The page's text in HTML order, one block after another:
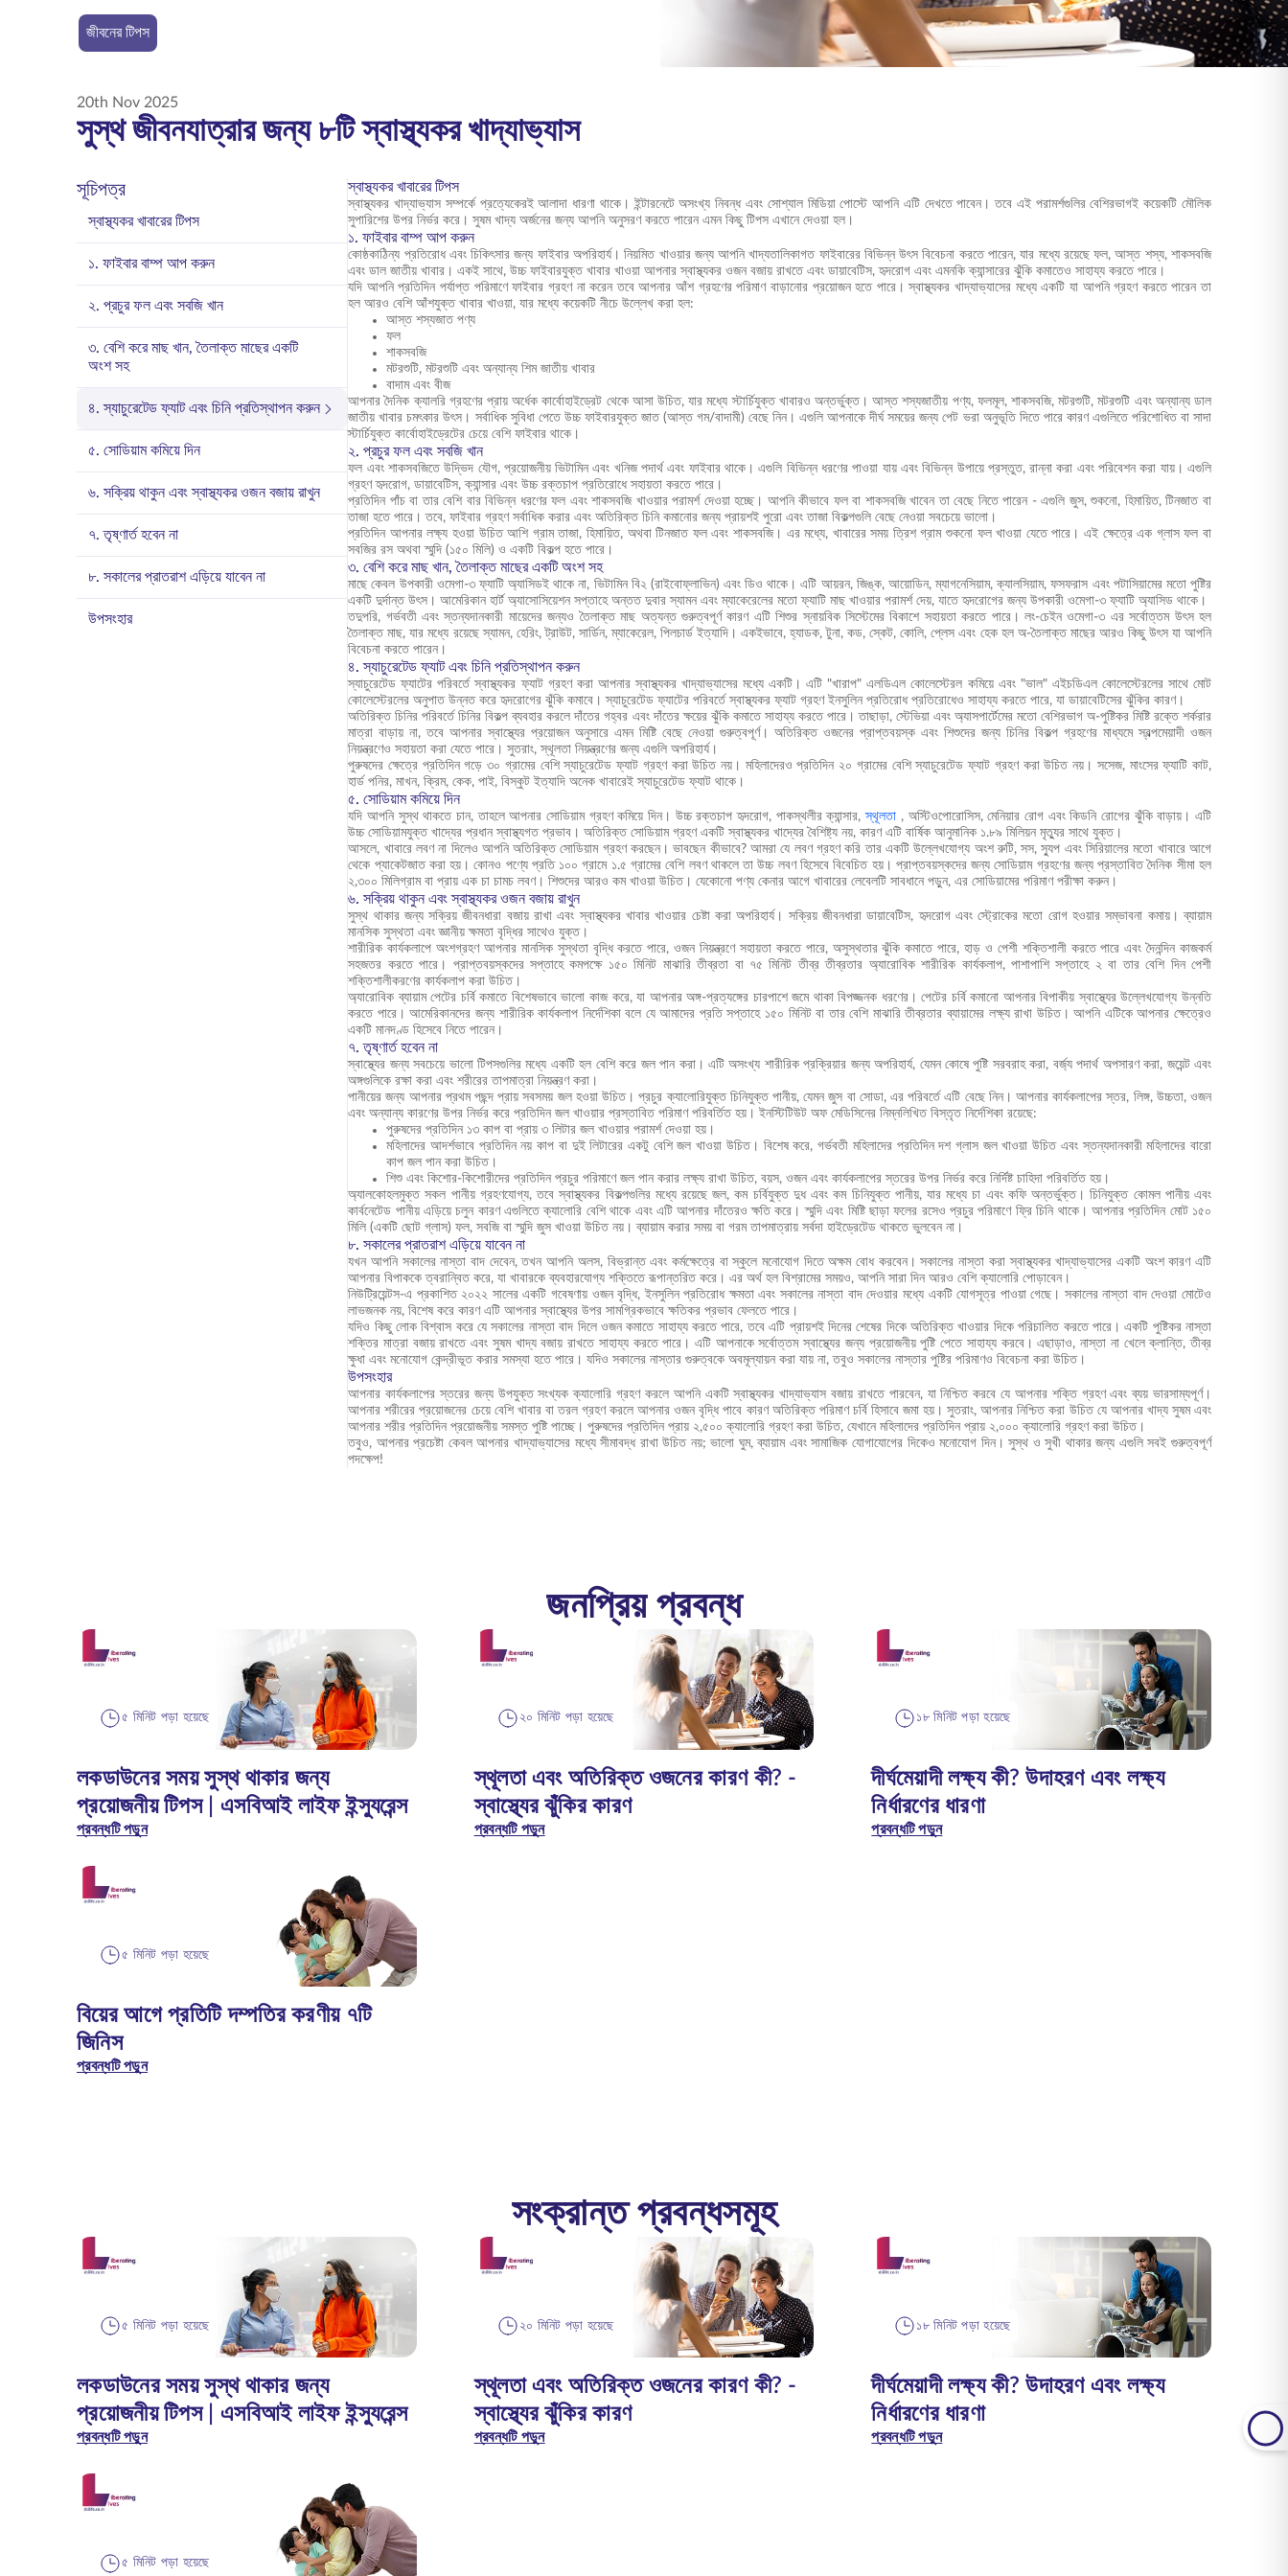
জীবনের টিপস
20th Nov 2025
সুস্থ জীবনযাত্রার জন্য ৮টি স্বাস্থ্যকর খাদ্যাভ্যাস
সূচিপত্র
স্বাস্থ্যকর খাবারের টিপস
১. ফাইবার বাম্প আপ করুন
২. প্রচুর ফল এবং সবজি খান
৩. বেশি করে মাছ খান, তৈলাক্ত মাছের একটি
অংশ সহ
৪. স্যাচুরেটেড ফ্যাট এবং চিনি প্রতিস্থাপন করুন
৫. সোডিয়াম কমিয়ে দিন
৬. সক্রিয় থাকুন এবং স্বাস্থ্যকর ওজন বজায় রাখুন
৭. তৃষ্ণার্ত হবেন না
৮. সকালের প্রাতরাশ এড়িয়ে যাবেন না
উপসংহার
স্বাস্থ্যকর খাবারের টিপস
স্বাস্থ্যকর খাদ্যাভ্যাস সম্পর্কে প্রত্যেকেরই আলাদা ধারণা থাকে। ইন্টারনেটে অসংখ্য নিবন্ধ এবং সোশ্যাল মিডিয়া পোস্টে আপনি এটি দেখতে পাবেন। তবে এই পরামর্শগুলির বেশিরভাগই কয়েকটি মৌলিক
সুপারিশের উপর নির্ভর করে। সুষম খাদ্য অর্জনের জন্য আপনি অনুসরণ করতে পারেন এমন কিছু টিপস এখানে দেওয়া হল।
১. ফাইবার বাম্প আপ করুন
কোষ্ঠকাঠিন্য প্রতিরোধ এবং চিকিৎসার জন্য ফাইবার অপরিহার্য। নিয়মিত খাওয়ার জন্য আপনি খাদ্যতালিকাগত ফাইবারের বিভিন্ন উৎস বিবেচনা করতে পারেন, যার মধ্যে রয়েছে ফল, আস্ত শস্য, শাকসবজি
এবং ডাল জাতীয় খাবার। একই সাথে, উচ্চ ফাইবারযুক্ত খাবার খাওয়া আপনার স্বাস্থ্যকর ওজন বজায় রাখতে এবং ডায়াবেটিস, হৃদরোগ এবং এমনকি ক্যান্সারের ঝুঁকি কমাতেও সাহায্য করতে পারে।
যদি আপনি প্রতিদিন পর্যাপ্ত পরিমাণে ফাইবার গ্রহণ না করেন তবে আপনার আঁশ গ্রহণের পরিমাণ বাড়ানোর প্রয়োজন হতে পারে। স্বাস্থ্যকর খাদ্যাভ্যাসের মধ্যে একটি যা আপনি গ্রহণ করতে পারেন তা
হল আরও বেশি আঁশযুক্ত খাবার খাওয়া, যার মধ্যে কয়েকটি নীচে উল্লেখ করা হল:
আস্ত শস্যজাত পণ্য
ফল
শাকসবজি
মটরশুটি, মটরশুটি এবং অন্যান্য শিম জাতীয় খাবার
বাদাম এবং বীজ
আপনার দৈনিক ক্যালরি গ্রহণের প্রায় অর্ধেক কার্বোহাইড্রেট থেকে আসা উচিত, যার মধ্যে স্টার্চিযুক্ত খাবারও অন্তর্ভুক্ত। আস্ত শস্যজাতীয় পণ্য, ফলমূল, শাকসবজি, মটরশুটি, মটরশুটি এবং অন্যান্য ডাল
জাতীয় খাবার চমৎকার উৎস। সর্বাধিক সুবিধা পেতে উচ্চ ফাইবারযুক্ত জাত (আস্ত গম/বাদামী) বেছে নিন। এগুলি আপনাকে দীর্ঘ সময়ের জন্য পেট ভরা অনুভূতি দিতে পারে কারণ এগুলিতে পরিশোধিত বা সাদা
স্টার্চিযুক্ত কার্বোহাইড্রেটের চেয়ে বেশি ফাইবার থাকে।
২. প্রচুর ফল এবং সবজি খান
ফল এবং শাকসবজিতে উদ্ভিদ যৌগ, প্রয়োজনীয় ভিটামিন এবং খনিজ পদার্থ এবং ফাইবার থাকে। এগুলি বিভিন্ন ধরণের পাওয়া যায় এবং বিভিন্ন উপায়ে প্রস্তুত, রান্না করা এবং পরিবেশন করা যায়। এগুলি
গ্রহণ হৃদরোগ, ডায়াবেটিস, ক্যান্সার এবং উচ্চ রক্তচাপ প্রতিরোধে সহায়তা করতে পারে।
প্রতিদিন পাঁচ বা তার বেশি বার বিভিন্ন ধরণের ফল এবং শাকসবজি খাওয়ার পরামর্শ দেওয়া হচ্ছে। আপনি কীভাবে ফল বা শাকসবজি খাবেন তা বেছে নিতে পারেন - এগুলি জুস, শুকনো, হিমায়িত, টিনজাত বা
তাজা হতে পারে। তবে, ফাইবার গ্রহণ সর্বাধিক করার এবং অতিরিক্ত চিনি কমানোর জন্য প্রায়শই পুরো এবং তাজা বিকল্পগুলি বেছে নেওয়া সবচেয়ে ভালো।
প্রতিদিন আপনার লক্ষ্য হওয়া উচিত আশি গ্রাম তাজা, হিমায়িত, অথবা টিনজাত ফল এবং শাকসবজি। এর মধ্যে, খাবারের সময় ত্রিশ গ্রাম শুকনো ফল খাওয়া যেতে পারে। এই ক্ষেত্রে এক গ্লাস ফল বা
সবজির রস অথবা স্মুদি (১৫০ মিলি) ও একটি বিকল্প হতে পারে।
৩. বেশি করে মাছ খান, তৈলাক্ত মাছের একটি অংশ সহ
মাছে কেবল উপকারী ওমেগা-৩ ফ্যাটি অ্যাসিডই থাকে না, ভিটামিন বি২ (রাইবোফ্লাভিন) এবং ডিও থাকে। এটি আয়রন, জিঙ্ক, আয়োডিন, ম্যাগনেসিয়াম, ক্যালসিয়াম, ফসফরাস এবং পটাসিয়ামের মতো পুষ্টির
একটি দুর্দান্ত উৎস। আমেরিকান হার্ট অ্যাসোসিয়েশন সপ্তাহে অন্তত দুবার স্যামন এবং ম্যাকেরেলের মতো ফ্যাটি মাছ খাওয়ার পরামর্শ দেয়, যাতে হৃদরোগের জন্য উপকারী ওমেগা-৩ ফ্যাটি অ্যাসিড থাকে।
তদুপরি, গর্ভবতী এবং স্তন্যদানকারী মায়েদের জন্যও তৈলাক্ত মাছ অত্যন্ত গুরুত্বপূর্ণ কারণ এটি শিশুর স্নায়বিক সিস্টেমের বিকাশে সহায়তা করতে পারে। লং-চেইন ওমেগা-৩ এর সর্বোত্তম উৎস হল
তৈলাক্ত মাছ, যার মধ্যে রয়েছে স্যামন, হেরিং, ট্রাউট, সার্ডিন, ম্যাকেরেল, পিলচার্ড ইত্যাদি। একইভাবে, হ্যাডক, টুনা, কড, স্কেট, কোলি, প্লেস এবং হেক হল অ-তৈলাক্ত মাছের আরও কিছু উৎস যা আপনি
বিবেচনা করতে পারেন।
৪. স্যাচুরেটেড ফ্যাট এবং চিনি প্রতিস্থাপন করুন
স্যাচুরেটেড ফ্যাটের পরিবর্তে স্বাস্থ্যকর ফ্যাট গ্রহণ করা আপনার স্বাস্থ্যকর খাদ্যাভ্যাসের মধ্যে একটি। এটি "খারাপ" এলডিএল কোলেস্টেরল কমিয়ে এবং "ভাল" এইচডিএল কোলেস্টেরলের সাথে মোট
কোলেস্টেরলের অনুপাত উন্নত করে হৃদরোগের ঝুঁকি কমাবে। স্যাচুরেটেড ফ্যাটের পরিবর্তে স্বাস্থ্যকর ফ্যাট গ্রহণ ইনসুলিন প্রতিরোধ প্রতিরোধেও সাহায্য করতে পারে, যা ডায়াবেটিসের ঝুঁকির কারণ।
অতিরিক্ত চিনির পরিবর্তে চিনির বিকল্প ব্যবহার করলে দাঁতের গহ্বর এবং দাঁতের ক্ষয়ের ঝুঁকি কমাতে সাহায্য করতে পারে। তাছাড়া, স্টেভিয়া এবং অ্যাসপার্টেমের মতো বেশিরভাগ অ-পুষ্টিকর মিষ্টি রক্তে শর্করার
মাত্রা বাড়ায় না, তবে আপনার স্বাস্থ্যের প্রয়োজন অনুসারে এমন মিষ্টি বেছে নেওয়া গুরুত্বপূর্ণ। অতিরিক্ত ওজনের প্রাপ্তবয়স্ক এবং শিশুদের জন্য চিনির বিকল্প গ্রহণের মাধ্যমে স্বল্পমেয়াদী ওজন
নিয়ন্ত্রণেও সহায়তা করা যেতে পারে। সুতরাং, স্থূলতা নিয়ন্ত্রণের জন্য এগুলি অপরিহার্য।
পুরুষদের ক্ষেত্রে প্রতিদিন গড়ে ৩০ গ্রামের বেশি স্যাচুরেটেড ফ্যাট গ্রহণ করা উচিত নয়। মহিলাদেরও প্রতিদিন ২০ গ্রামের বেশি স্যাচুরেটেড ফ্যাট গ্রহণ করা উচিত নয়। সসেজ, মাংসের ফ্যাটি কাট,
হার্ড পনির, মাখন, ক্রিম, কেক, পাই, বিস্কুট ইত্যাদি অনেক খাবারেই স্যাচুরেটেড ফ্যাট থাকে।
৫. সোডিয়াম কমিয়ে দিন
যদি আপনি সুস্থ থাকতে চান, তাহলে আপনার সোডিয়াম গ্রহণ কমিয়ে দিন। উচ্চ রক্তচাপ হৃদরোগ, পাকস্থলীর ক্যান্সার,স্থূলতা , অস্টিওপোরোসিস, মেনিয়ার রোগ এবং কিডনি রোগের ঝুঁকি বাড়ায়। এটি
উচ্চ সোডিয়ামযুক্ত খাদ্যের প্রধান স্বাস্থ্যগত প্রভাব। অতিরিক্ত সোডিয়াম গ্রহণ একটি স্বাস্থ্যকর খাদ্যের বৈশিষ্ট্য নয়, কারণ এটি বার্ষিক আনুমানিক ১.৮৯ মিলিয়ন মৃত্যুর সাথে যুক্ত।
আসলে, খাবারে লবণ না দিলেও আপনি অতিরিক্ত সোডিয়াম গ্রহণ করছেন। ভাবছেন কীভাবে? আমরা যে লবণ গ্রহণ করি তার একটি উল্লেখযোগ্য অংশ রুটি, সস, স্যুপ এবং সিরিয়ালের মতো খাবারে আগে
থেকে প্যাকেটজাত করা হয়। কোনও পণ্যে প্রতি ১০০ গ্রামে ১.৫ গ্রামের বেশি লবণ থাকলে তা উচ্চ লবণ হিসেবে বিবেচিত হয়। প্রাপ্তবয়স্কদের জন্য সোডিয়াম গ্রহণের জন্য প্রস্তাবিত দৈনিক সীমা হল
২,৩০০ মিলিগ্রাম বা প্রায় এক চা চামচ লবণ। শিশুদের আরও কম খাওয়া উচিত। যেকোনো পণ্য কেনার আগে খাবারের লেবেলটি সাবধানে পড়ুন, এর সোডিয়ামের পরিমাণ পরীক্ষা করুন।
৬. সক্রিয় থাকুন এবং স্বাস্থ্যকর ওজন বজায় রাখুন
সুস্থ থাকার জন্য সক্রিয় জীবনধারা বজায় রাখা এবং স্বাস্থ্যকর খাবার খাওয়ার চেষ্টা করা অপরিহার্য। সক্রিয় জীবনধারা ডায়াবেটিস, হৃদরোগ এবং স্ট্রোকের মতো রোগ হওয়ার সম্ভাবনা কমায়। ব্যায়াম
মানসিক সুস্থতা এবং জ্ঞানীয় ক্ষমতা বৃদ্ধির সাথেও যুক্ত।
শারীরিক কার্যকলাপে অংশগ্রহণ আপনার মানসিক সুস্থতা বৃদ্ধি করতে পারে, ওজন নিয়ন্ত্রণে সহায়তা করতে পারে, অসুস্থতার ঝুঁকি কমাতে পারে, হাড় ও পেশী শক্তিশালী করতে পারে এবং দৈনন্দিন কাজকর্ম
সহজতর করতে পারে। প্রাপ্তবয়স্কদের সপ্তাহে কমপক্ষে ১৫০ মিনিট মাঝারি তীব্রতা বা ৭৫ মিনিট তীব্র তীব্রতার অ্যারোবিক শারীরিক কার্যকলাপ, পাশাপাশি সপ্তাহে ২ বা তার বেশি দিন পেশী
শক্তিশালীকরণের কার্যকলাপ করা উচিত।
অ্যারোবিক ব্যায়াম পেটের চর্বি কমাতে বিশেষভাবে ভালো কাজ করে, যা আপনার অঙ্গ-প্রত্যঙ্গের চারপাশে জমে থাকা বিপজ্জনক ধরণের। পেটের চর্বি কমানো আপনার বিপাকীয় স্বাস্থ্যের উল্লেখযোগ্য উন্নতি
করতে পারে। আমেরিকানদের জন্য শারীরিক কার্যকলাপ নির্দেশিকা বলে যে আমাদের প্রতি সপ্তাহে ১৫০ মিনিট বা তার বেশি মাঝারি তীব্রতার ব্যায়ামের লক্ষ্য রাখা উচিত। আপনি এটিকে আপনার ক্ষেত্রেও
একটি মানদণ্ড হিসেবে নিতে পারেন।
৭. তৃষ্ণার্ত হবেন না
স্বাস্থ্যের জন্য সবচেয়ে ভালো টিপসগুলির মধ্যে একটি হল বেশি করে জল পান করা। এটি অসংখ্য শারীরিক প্রক্রিয়ার জন্য অপরিহার্য, যেমন কোষে পুষ্টি সরবরাহ করা, বর্জ্য পদার্থ অপসারণ করা, জয়েন্ট এবং
অঙ্গগুলিকে রক্ষা করা এবং শরীরের তাপমাত্রা নিয়ন্ত্রণ করা।
পানীয়ের জন্য আপনার প্রথম পছন্দ প্রায় সবসময় জল হওয়া উচিত। প্রচুর ক্যালোরিযুক্ত চিনিযুক্ত পানীয়, যেমন জুস বা সোডা, এর পরিবর্তে এটি বেছে নিন। আপনার কার্যকলাপের স্তর, লিঙ্গ, উচ্চতা, ওজন
এবং অন্যান্য কারণের উপর নির্ভর করে প্রতিদিন জল খাওয়ার প্রস্তাবিত পরিমাণ পরিবর্তিত হয়। ইনস্টিটিউট অফ মেডিসিনের নিম্নলিখিত বিস্তৃত নির্দেশিকা রয়েছে:
পুরুষদের প্রতিদিন ১৩ কাপ বা প্রায় ৩ লিটার জল খাওয়ার পরামর্শ দেওয়া হয়।
মহিলাদের আদর্শভাবে প্রতিদিন নয় কাপ বা দুই লিটারের একটু বেশি জল খাওয়া উচিত। বিশেষ করে, গর্ভবতী মহিলাদের প্রতিদিন দশ গ্লাস জল খাওয়া উচিত এবং স্তন্যদানকারী মহিলাদের বারো
কাপ জল পান করা উচিত।
শিশু এবং কিশোর-কিশোরীদের প্রতিদিন প্রচুর পরিমাণে জল পান করার লক্ষ্য রাখা উচিত, বয়স, ওজন এবং কার্যকলাপের স্তরের উপর নির্ভর করে নির্দিষ্ট চাহিদা পরিবর্তিত হয়।
অ্যালকোহলমুক্ত সকল পানীয় গ্রহণযোগ্য, তবে স্বাস্থ্যকর বিকল্পগুলির মধ্যে রয়েছে জল, কম চর্বিযুক্ত দুধ এবং কম চিনিযুক্ত পানীয়, যার মধ্যে চা এবং কফি অন্তর্ভুক্ত। চিনিযুক্ত কোমল পানীয় এবং
কার্বনেটেড পানীয় এড়িয়ে চলুন কারণ এগুলিতে ক্যালোরি বেশি থাকে এবং এটি আপনার দাঁতেরও ক্ষতি করে। স্মুদি এবং মিষ্টি ছাড়া ফলের রসেও প্রচুর পরিমাণে ফ্রি চিনি থাকে। আপনার প্রতিদিন মোট ১৫০
মিলি (একটি ছোট গ্লাস) ফল, সবজি বা স্মুদি জুস খাওয়া উচিত নয়। ব্যায়াম করার সময় বা গরম তাপমাত্রায় সর্বদা হাইড্রেটেড থাকতে ভুলবেন না।
৮. সকালের প্রাতরাশ এড়িয়ে যাবেন না
যখন আপনি সকালের নাস্তা বাদ দেবেন, তখন আপনি অলস, বিভ্রান্ত এবং কর্মক্ষেত্রে বা স্কুলে মনোযোগ দিতে অক্ষম বোধ করবেন। সকালের নাস্তা করা স্বাস্থ্যকর খাদ্যাভ্যাসের একটি অংশ কারণ এটি
আপনার বিপাককে ত্বরান্বিত করে, যা খাবারকে ব্যবহারযোগ্য শক্তিতে রূপান্তরিত করে। এর অর্থ হল বিশ্রামের সময়ও, আপনি সারা দিন আরও বেশি ক্যালোরি পোড়াবেন।
নিউট্রিয়েন্টস-এ প্রকাশিত ২০২২ সালের একটি গবেষণায় ওজন বৃদ্ধি, ইনসুলিন প্রতিরোধ ক্ষমতা এবং সকালের নাস্তা বাদ দেওয়ার মধ্যে একটি যোগসূত্র পাওয়া গেছে। সকালের নাস্তা বাদ দেওয়া মোটেও
লাভজনক নয়, বিশেষ করে কারণ এটি আপনার স্বাস্থ্যের উপর সামগ্রিকভাবে ক্ষতিকর প্রভাব ফেলতে পারে।
যদিও কিছু লোক বিশ্বাস করে যে সকালের নাস্তা বাদ দিলে ওজন কমাতে সাহায্য করতে পারে, তবে এটি প্রায়শই দিনের শেষের দিকে অতিরিক্ত খাওয়ার দিকে পরিচালিত করতে পারে। একটি পুষ্টিকর নাস্তা
শক্তির মাত্রা বজায় রাখতে এবং সুষম খাদ্য বজায় রাখতে সাহায্য করতে পারে। এটি আপনাকে সর্বোত্তম স্বাস্থ্যের জন্য প্রয়োজনীয় পুষ্টি পেতে সাহায্য করবে। এছাড়াও, নাস্তা না খেলে ক্লান্তি, তীব্র
ক্ষুধা এবং মনোযোগ কেন্দ্রীভূত করার সমস্যা হতে পারে। যদিও সকালের নাস্তার গুরুত্বকে অবমূল্যায়ন করা যায় না, তবুও সকালের নাস্তার পুষ্টির পরিমাণও বিবেচনা করা উচিত।
উপসংহার
আপনার কার্যকলাপের স্তরের জন্য উপযুক্ত সংখ্যক ক্যালোরি গ্রহণ করলে আপনি একটি স্বাস্থ্যকর খাদ্যাভ্যাস বজায় রাখতে পারবেন, যা নিশ্চিত করবে যে আপনার শক্তি গ্রহণ এবং ব্যয় ভারসাম্যপূর্ণ।
আপনার শরীরের প্রয়োজনের চেয়ে বেশি খাবার বা তরল গ্রহণ করলে আপনার ওজন বৃদ্ধি পাবে কারণ অতিরিক্ত পরিমাণ চর্বি হিসাবে জমা হয়। সুতরাং, আপনার নিশ্চিত করা উচিত যে আপনার খাদ্য সুষম এবং
আপনার শরীর প্রতিদিন প্রয়োজনীয় সমস্ত পুষ্টি পাচ্ছে। পুরুষদের প্রতিদিন প্রায় ২,৫০০ ক্যালোরি গ্রহণ করা উচিত, যেখানে মহিলাদের প্রতিদিন প্রায় ২,০০০ ক্যালোরি গ্রহণ করা উচিত।
তবুও, আপনার প্রচেষ্টা কেবল আপনার খাদ্যাভ্যাসের মধ্যে সীমাবদ্ধ রাখা উচিত নয়; ভালো ঘুম, ব্যায়াম এবং সামাজিক যোগাযোগের দিকেও মনোযোগ দিন। সুস্থ ও সুখী থাকার জন্য এগুলি সবই গুরুত্বপূর্ণ
পদক্ষেপ!
জনপ্রিয় প্রবন্ধ
৫ মিনিট পড়া হয়েছে
লকডাউনের সময় সুস্থ থাকার জন্য
প্রয়োজনীয় টিপস | এসবিআই লাইফ ইন্স্যুরেন্স
প্রবন্ধটি পড়ুন
২০ মিনিট পড়া হয়েছে
স্থূলতা এবং অতিরিক্ত ওজনের কারণ কী? -
স্বাস্থ্যের ঝুঁকির কারণ
প্রবন্ধটি পড়ুন
১৮ মিনিট পড়া হয়েছে
দীর্ঘমেয়াদী লক্ষ্য কী? উদাহরণ এবং লক্ষ্য
নির্ধারণের ধারণা
প্রবন্ধটি পড়ুন
৫ মিনিট পড়া হয়েছে
বিয়ের আগে প্রতিটি দম্পতির করণীয় ৭টি
জিনিস
প্রবন্ধটি পড়ুন
সংক্রান্ত প্রবন্ধসমূহ
৫ মিনিট পড়া হয়েছে
লকডাউনের সময় সুস্থ থাকার জন্য
প্রয়োজনীয় টিপস | এসবিআই লাইফ ইন্স্যুরেন্স
প্রবন্ধটি পড়ুন
২০ মিনিট পড়া হয়েছে
স্থূলতা এবং অতিরিক্ত ওজনের কারণ কী? -
স্বাস্থ্যের ঝুঁকির কারণ
প্রবন্ধটি পড়ুন
১৮ মিনিট পড়া হয়েছে
দীর্ঘমেয়াদী লক্ষ্য কী? উদাহরণ এবং লক্ষ্য
নির্ধারণের ধারণা
প্রবন্ধটি পড়ুন
৫ মিনিট পড়া হয়েছে